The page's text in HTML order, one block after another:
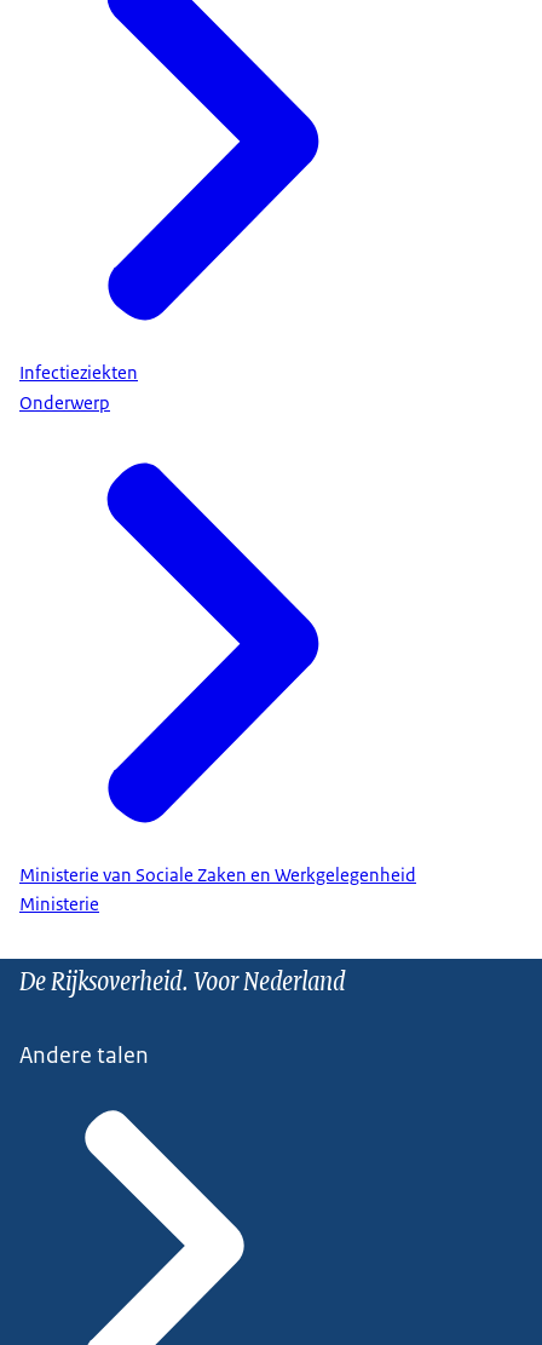
Infectieziekten
Onderwerp
Ministerie van Sociale Zaken en Werkgelegenheid
Ministerie
De Rijksoverheid. Voor Nederland
Andere talen